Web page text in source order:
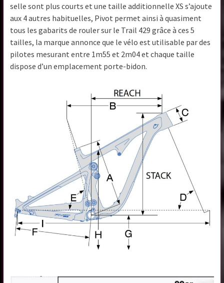
selle sont plus courts et une taille additionnelle XS s’ajoute
aux 4 autres habituelles, Pivot permet ainsi à quasiment
tous les gabarits de rouler sur le Trail 429 grâce à ces 5
tailles, la marque annonce que le vélo est utilisable par des
pilotes mesurant entre 1m55 et 2m04 et chaque taille
dispose d’un emplacement porte-bidon.